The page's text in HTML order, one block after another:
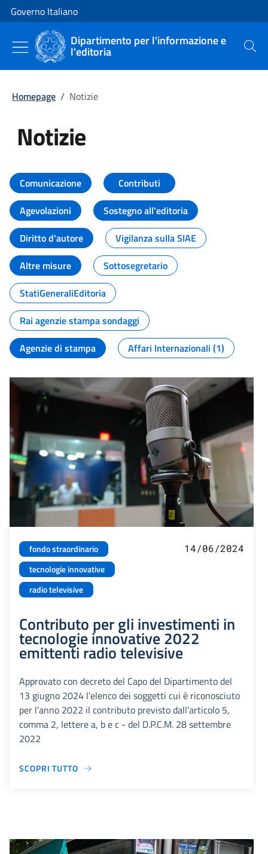
Vai al contenuto
Vai alla navigazione del sito
Governo Italiano
Dipartimento per l'informazione e
l'editoria Cerca
Homepage / Notizie
Notizie
Tutti i contenuti della pagina
Comunicazione
Contributi
Agevolazioni
Sostegno all'editoria
Diritto d'autore
Vigilanza sulla SIAE
Altre misure
Sottosegretario
StatiGeneraliEditoria
Rai agenzie stampa sondaggi
Agenzie di stampa
Affari Internazionali (1)
fondo straordinario
tecnologie innovative
radio televisive
14/06/2024
Contributo per gli investimenti in
tecnologie innovative 2022
emittenti radio televisive
Approvato con decreto del Capo del Dipartimento del
13 giugno 2024 l’elenco dei soggetti cui è riconosciuto
per l’anno 2022 il contributo previsto dall’articolo 5,
comma 2, lettere a, b e c - del D.P.C.M. 28 settembre
2022
SCOPRI TUTTO